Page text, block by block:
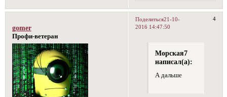
Поделиться 4
21-10-
2016 14:47:50
gomer
Профи-ветеран
Морская7
написал(а):
А дальше